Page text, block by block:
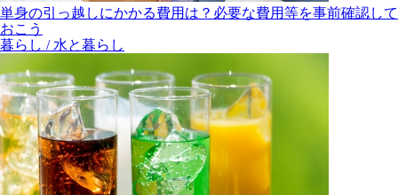
単身の引っ越しにかかる費用は？必要な費用等を事前確認して
おこう
暮らし / 水と暮らし